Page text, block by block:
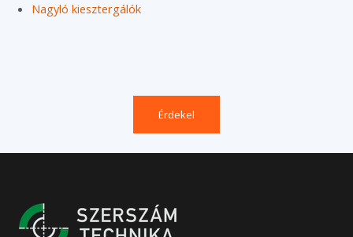
Nagyló kiesztergálók
Érdekel